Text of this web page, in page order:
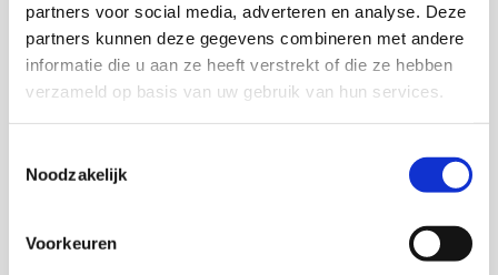
partners voor social media, adverteren en analyse. Deze
partners kunnen deze gegevens combineren met andere
informatie die u aan ze heeft verstrekt of die ze hebben
verzameld op basis van uw gebruik van hun services.
Noodzakelijk
Voorkeuren